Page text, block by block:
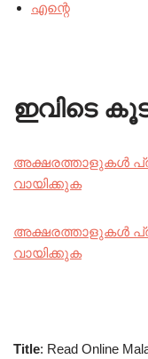
എന്റെ
ഇവിടെ
അക്ഷരത്താളുകൾ
വായിക്കുക
അക്ഷരത്താളുകൾ
വായിക്കുക
Title: Read Online